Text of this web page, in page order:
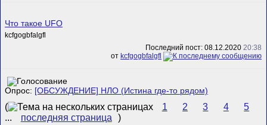
Что такое UFO
kcfgogbfalgfl
Последний пост: 08.12.2020 20:38
от kcfgogbfalgfl
Опрос: [ОБСУЖДЕНИЕ] НЛО (Истина где-то рядом)
( 1 2 3 4
5
...
последняя страница )